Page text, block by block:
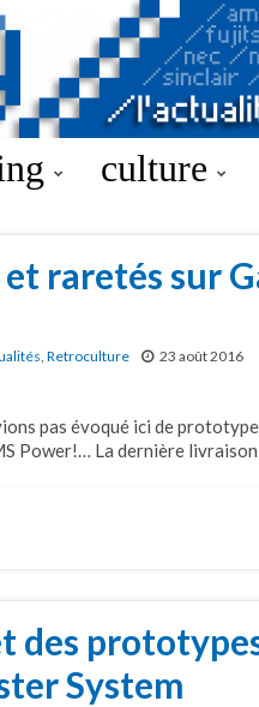
culture
raretés sur
, Retroculture 23 août 2016
pas évoqué ici de
Power!… La dernière
des
System